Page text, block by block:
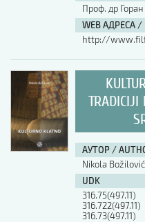
Проф. др
WEB АДРЕСА /
http://
TRADICIJI
АУТОР /
Nikola Božilović
UDK
316.75(497.11)
316.722(497.11)
316.73(497.11)